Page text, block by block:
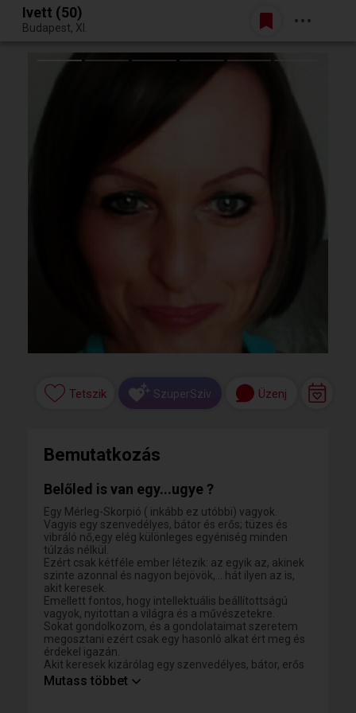
Egy jó randiból bármi lehet.
Belépés
Ivett (50)
Budapest, XI.
Tetszik SzuperSzív Üzenj
Bemutatkozás
Belőled is van egy...ugye ?
Egy Mérleg-Skorpió ( inkább ez utóbbi) vagyok.
Vagyis egy szenvedélyes, bátor és erős; tüzes és
vibráló nő,egy elég különleges egyéniség minden
túlzás nélkül.
Ezért csak kétféle ember létezik: az egyik az, akinek
szinte azonnal és nagyon bejövök,... hát ilyen az is,
akit keresek.
Emellett fontos, hogy intellektuális beállítottságú
vagyok, nyitottan a világra és a művészetekre.
Sokat gondolkozom, és a gondolataimat szeretem
megosztani ezért csak egy hasonló alkat ért meg és
érdekel igazán.
Akit keresek kizárólag egy szenvedélyes, bátor, erős
őszinte,mély érzésű, érzéki és okos ezekben hozzám
Mutass többet